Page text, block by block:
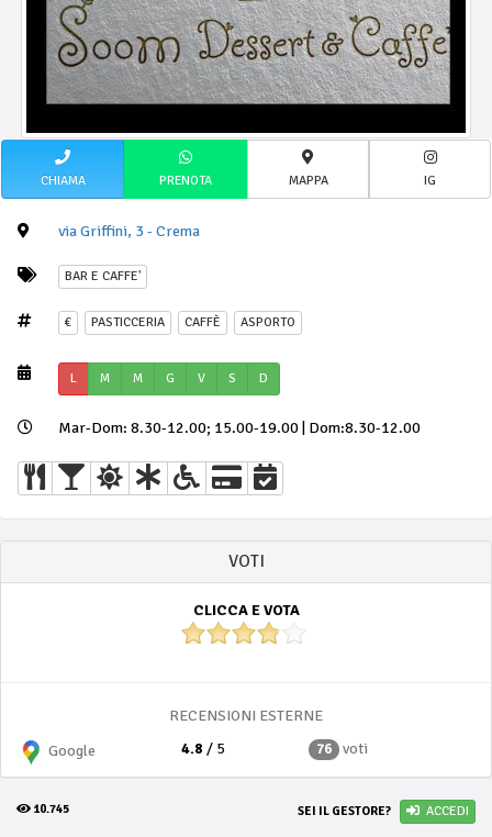
CHIAMA PRENOTA MAPPA IG
via Griffini, 3 - Crema
BAR E CAFFE'
€ PASTICCERIA CAFFÈ ASPORTO
L M M G V S D
Mar-Dom: 8.30-12.00; 15.00-19.00 | Dom:8.30-12.00
VOTI
CLICCA E VOTA
RECENSIONI ESTERNE
Google
4.8 / 5 76 voti
10.745 SEI IL GESTORE? ACCEDI